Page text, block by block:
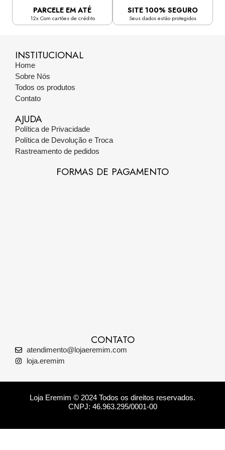
PARCELE EM ATÉ
12x Com cartões de crédito
SITE 100% SEGURO
Seus dados estão protegidos
INSTITUCIONAL
Home
Sobre Nós
Todos os produtos
Contato
AJUDA
Política de Privacidade
Política de Devolução e Troca
Rastreamento de pedidos
FORMAS DE PAGAMENTO
CONTATO
atendimento@lojaeremim.com
loja.eremim
Loja Eremim © 2024 Todos os direitos reservados.
CNPJ: 46.963.295/0001-00